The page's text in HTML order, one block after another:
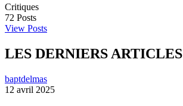
Critiques
72 Posts
View Posts
LES DERNIERS ARTICLES
baptdelmas
12 avril 2025